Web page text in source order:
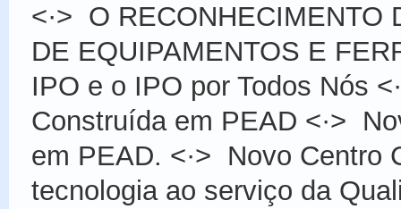
<·> O RECONHECIMENTO
DE EQUIPAMENTOS E
IPO e o IPO por Todos Nós
Construída em PEAD <·>
em PEAD. <·> Novo Centro
tecnologia ao serviço da